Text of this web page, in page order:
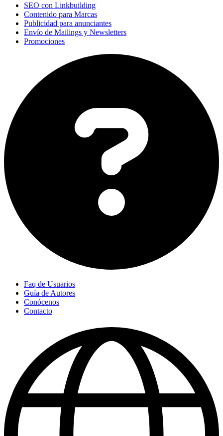
SEO con Linkbuilding
Contenido para Marcas
Publicidad para anunciantes
Envío de Mailings y Newsletters
Promociones
Faq de Usuarios
Guía de Autores
Conócenos
Contacto